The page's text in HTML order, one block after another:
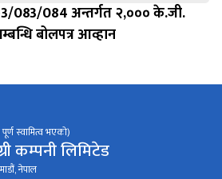
083/084 अन्तर्गत २,००० के.जी.
बोलपत्र आव्हान
स्वामित्व भएको)
कम्पनी लिमिटेड
नेपाल